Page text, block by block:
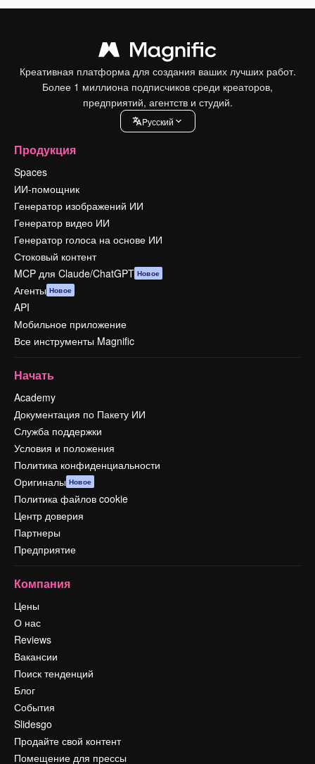
Креативная платформа для создания ваших лучших работ.
Более 1 миллиона подписчиков среди креаторов,
предприятий, агентств и студий.
Pусский
Продукция
Spaces
ИИ-помощник
Генератор изображений ИИ
Генератор видео ИИ
Генератор голоса на основе ИИ
Стоковый контент
MCP для Claude/ChatGPT Новое
Агенты Новое
API
Мобильное приложение
Все инструменты Magnific
Начать
Academy
Документация по Пакету ИИ
Служба поддержки
Условия и положения
Политика конфиденциальности
Оригиналы Новое
Политика файлов cookie
Центр доверия
Партнеры
Предприятие
Компания
Цены
О нас
Reviews
Вакансии
Поиск тенденций
Блог
События
Slidesgo
Продайте свой контент
Помещение для прессы